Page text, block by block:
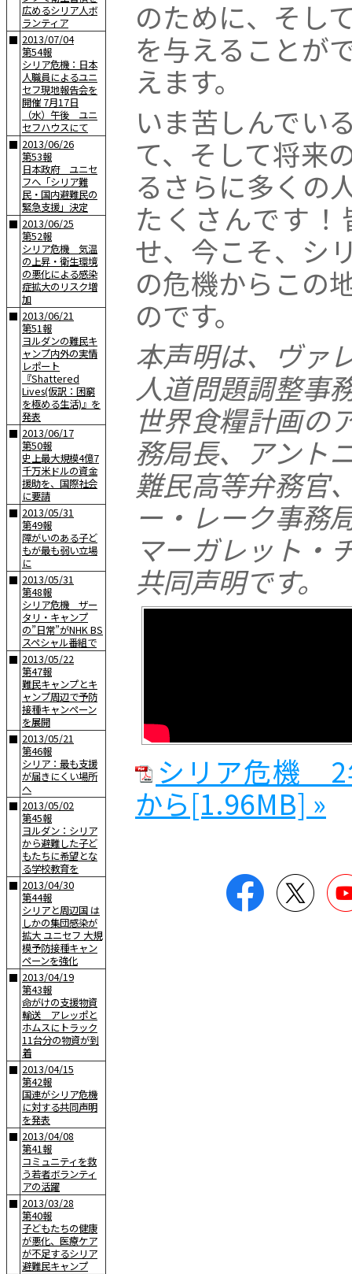
広めるシリア人ボ
ランティア
■ 2013/07/04
第54報
シリア危機：日本
人職員によるユニ
セフ現地報告会を
開催 7月17日
（水）午後 ユニ
セフハウスにて
■ 2013/06/26
第53報
日本政府 ユニセ
フへ「シリア難
民・国内避難民の
緊急支援」決定
■ 2013/06/25
第52報
シリア危機 気温
の上昇・衛生環境
の悪化による感染
症拡大のリスク増
加
■ 2013/06/21
第51報
ヨルダンの難民キ
ャンプ内外の実情
レポート
『Shattered
Lives(仮訳：困窮
を極める生活)』を
発表
■ 2013/06/17
第50報
史上最大規模4億7
千万米ドルの資金
援助を、国際社会
に要請
■ 2013/05/31
第49報
障がいのある子ど
もが最も弱い立場
に
■ 2013/05/31
第48報
シリア危機 ザー
タリ・キャンプ
の”日常”がNHK BS
スペシャル番組で
■ 2013/05/22
第47報
難民キャンプとキ
ャンプ周辺で予防
接種キャンペーン
を展開
■ 2013/05/21
第46報
シリア：最も支援
が届きにくい場所
へ
■ 2013/05/02
第45報
ヨルダン：シリア
から避難した子ど
もたちに希望とな
る学校教育を
■ 2013/04/30
第44報
シリアと周辺国 は
しかの集団感染が
拡大 ユニセフ 大規
模予防接種キャン
ペーンを強化
■ 2013/04/19
第43報
命がけの支援物資
輸送 アレッポと
ホムスにトラック
11台分の物資が到
着
■ 2013/04/15
第42報
国連がシリア危機
に対する共同声明
を発表
■ 2013/04/08
第41報
コミュニティを救
う若者ボランティ
アの活躍
■ 2013/03/28
第40報
子どもたちの健康
が悪化、医療ケア
が不足するシリア
避難民キャンプ
のために、そし
を与えることが
えます。
いま苦しんでい
て、そして将来
るさらに多くの
たくさんです
せ、今こそ、シ
の危機からこの
のです。
本声明は、ヴァ
人道問題調整事
世界食糧計画の
務局長、アント
難民高等弁務官
ー・レーク事務
マーガレット・
共同声明です。
シリア危機 2
から[1.96MB] »
Facebook Twitter